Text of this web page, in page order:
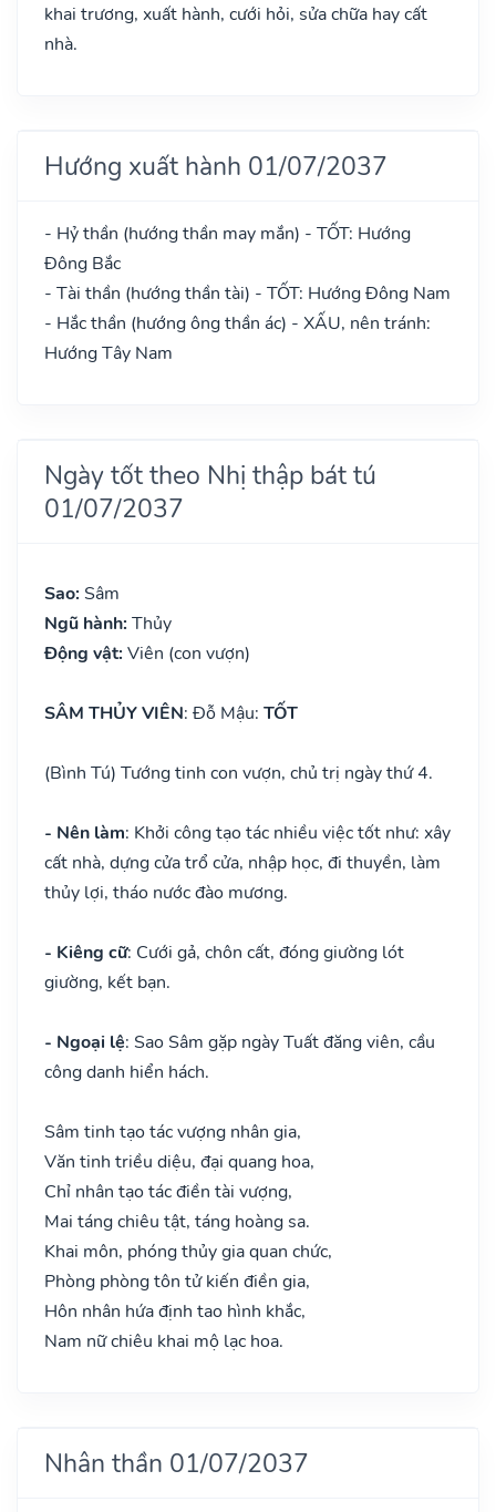
khai trương, xuất hành, cưới hỏi, sửa chữa hay cất
nhà.
Hướng xuất hành 01/07/2037
- Hỷ thần (hướng thần may mắn) - TỐT: Hướng
Đông Bắc
- Tài thần (hướng thần tài) - TỐT: Hướng Đông Nam
- Hắc thần (hướng ông thần ác) - XẤU, nên tránh:
Hướng Tây Nam
Ngày tốt theo Nhị thập bát tú
01/07/2037
Sao: Sâm
Ngũ hành: Thủy
Động vật: Viên (con vượn)
SÂM THỦY VIÊN: Đỗ Mậu: TỐT
(Bình Tú) Tướng tinh con vượn, chủ trị ngày thứ 4.
- Nên làm: Khởi công tạo tác nhiều việc tốt như: xây
cất nhà, dựng cửa trổ cửa, nhập học, đi thuyền, làm
thủy lợi, tháo nước đào mương.
- Kiêng cữ: Cưới gả, chôn cất, đóng giường lót
giường, kết bạn.
- Ngoại lệ: Sao Sâm gặp ngày Tuất đăng viên, cầu
công danh hiển hách.
Sâm tinh tạo tác vượng nhân gia,
Văn tinh triều diệu, đại quang hoa,
Chỉ nhân tạo tác điền tài vượng,
Mai táng chiêu tật, táng hoàng sa.
Khai môn, phóng thủy gia quan chức,
Phòng phòng tôn tử kiến điền gia,
Hôn nhân hứa định tao hình khắc,
Nam nữ chiêu khai mộ lạc hoa.
Nhân thần 01/07/2037